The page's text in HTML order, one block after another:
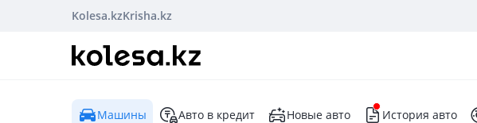
Kolesa.kzKrisha.kz
Машины Авто в кредит Новые авто История авто